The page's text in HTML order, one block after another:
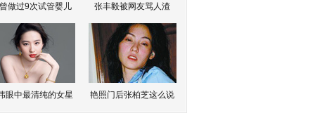
做过9次试管婴儿 张丰毅被网友骂人渣
眼中最清纯的女星 艳照门后张柏芝这么说